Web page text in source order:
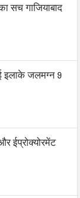
सच गाजियाबाद
इलाके जलमग्न 9
ईप्रोक्योरमेंट